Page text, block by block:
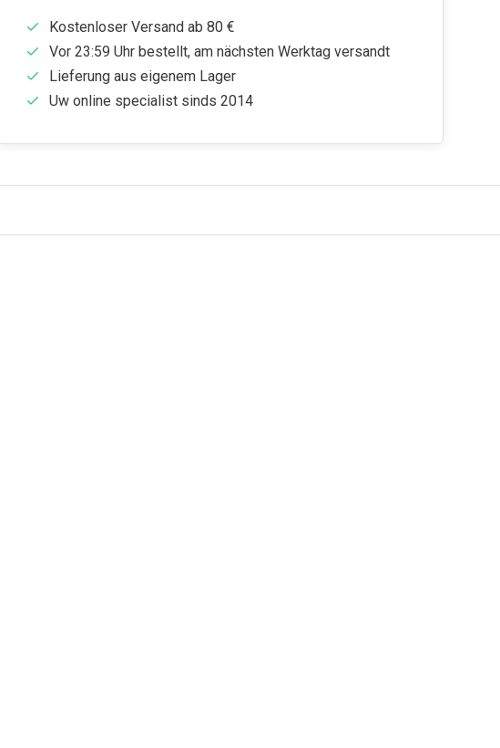
Kostenloser Versand ab 80 €
Vor 23:59 Uhr bestellt, am nächsten Werktag versandt
Lieferung aus eigenem Lager
Uw online specialist sinds 2014